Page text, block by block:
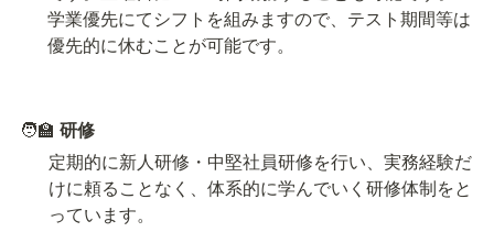
学業優先にてシフトを組みますので、テスト期間等は
優先的に休むことが可能です。
🧑‍🏫 研修
定期的に新人研修・中堅社員研修を行い、実務経験だ
けに頼ることなく、体系的に学んでいく研修体制をと
っています。